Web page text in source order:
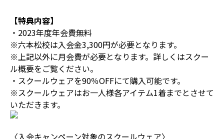
【特典内容】
・2023年度年会費無料
※六本松校は入会金3,300円が必要となります。
※上記以外に月会費が必要となります。詳しくはスクー
ル概要をご覧ください。
・スクールウェアを90％OFFにて購入可能です。
※スクールウェアはお一人様各アイテム1着までとさせて
いただきます。
〈入会キャンペーン対象のスクールウェア〉